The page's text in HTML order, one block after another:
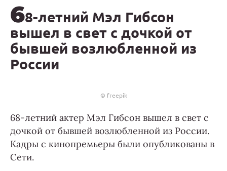
68-летний Мэл Гибсон
вышел в свет с дочкой от
бывшей возлюбленной из
России
© freepik
68-летний актер Мэл Гибсон вышел в свет с
дочкой от бывшей возлюбленной из России.
Кадры с кинопремьеры были опубликованы в
Сети.